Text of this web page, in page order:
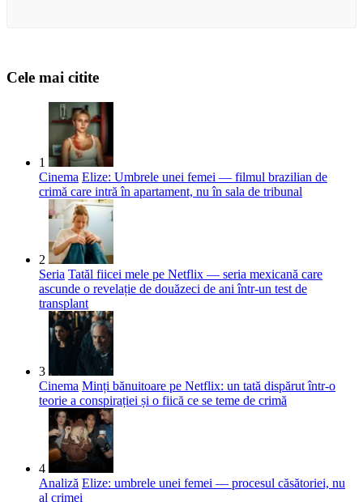
Cele mai citite
1
Cinema Elize: Umbrele unei femei — filmul brazilian de
crimă care intră în apartament, nu în sala de tribunal
2
Seria Tatăl fiicei mele pe Netflix — seria mexicană care
ascunde o revelație de douăzeci de ani într-un test de
transplant
3
Cinema Minți bănuitoare pe Netflix: un tată dispărut într-o
teorie a conspirației și o fiică ce se teme de crimă
4
Analiză Elize: umbrele unei femei — procesul căsătoriei, nu
al crimei